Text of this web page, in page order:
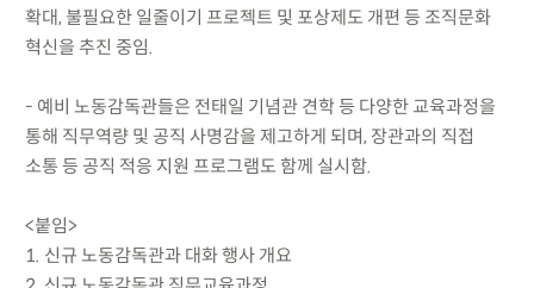
확대, 불필요한 일줄이기 프로젝트 및 포상제도 개편 등 조직문화
혁신을 추진 중임.
- 예비 노동감독관들은 전태일 기념관 견학 등 다양한 교육과정을
통해 직무역량 및 공직 사명감을 제고하게 되며, 장관과의 직접
소통 등 공직 적응 지원 프로그램도 함께 실시함.
<붙임>
1. 신규 노동감독관과 대화 행사 개요